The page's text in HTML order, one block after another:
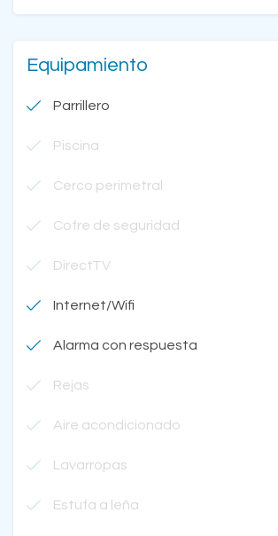
Equipamiento
Parrillero
Piscina
Cerco perimetral
Cofre de seguridad
DirectTV
Internet/Wifi
Alarma con respuesta
Rejas
Aire acondicionado
Lavarropas
Estufa a leña